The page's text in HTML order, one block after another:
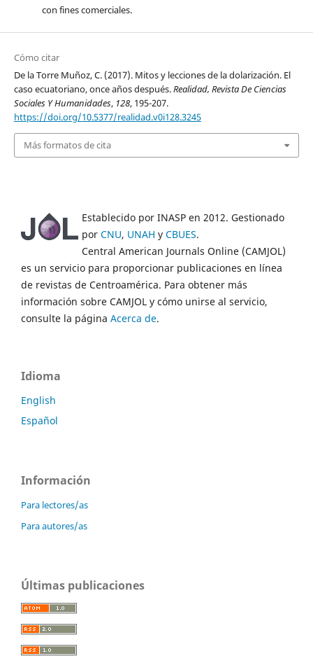
con fines comerciales.
Cómo citar
De la Torre Muñoz, C. (2017). Mitos y lecciones de la dolarización. El
caso ecuatoriano, once años después.Realidad, Revista De Ciencias
Sociales Y Humanidades, 128, 195-207.
https://doi.org/10.5377/realidad.v0i128.3245
Más formatos de cita
Establecido por INASP en 2012. Gestionado
por CNU, UNAH y CBUES.
Central American Journals Online (CAMJOL)
es un servicio para proporcionar publicaciones en línea
de revistas de Centroamérica. Para obtener más
información sobre CAMJOL y cómo unirse al servicio,
consulte la página Acerca de.
Idioma
English
Español
Información
Para lectores/as
Para autores/as
Últimas publicaciones